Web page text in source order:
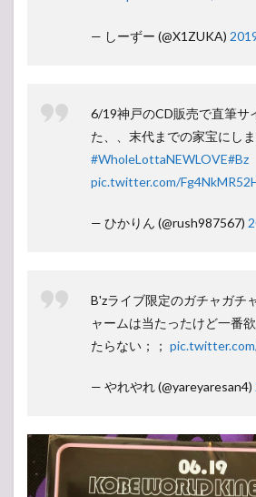
— しーずー (@X1ZUKA)
6/19神戸のCD販売で直筆サ
た、、末代までの家宝にし
#WholeLottaNEWLOVE#Bz
pic.twitter.com/
— ひかりん (@rush987567)
B'zライブ限定のガチャガチ
ャームは当たったけど一番
たらない；；
— やれやれ (@yareyaresan4)